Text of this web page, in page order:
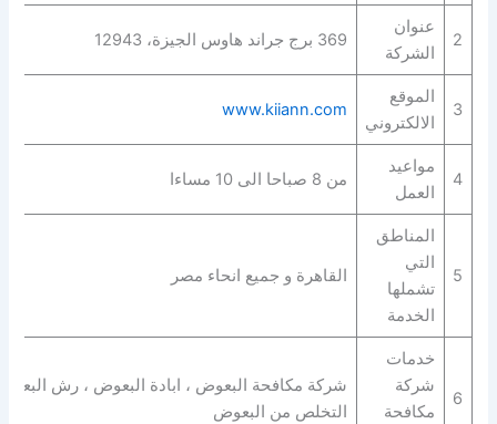
2
عنوان
الشركة
369 برج جراند هاوس الجيزة، 12943
3
الموقع
الالكتروني
www.kiiann.com
4
مواعيد
العمل
من 8 صباحا الى 10 مساءا
5
المناطق
التي
تشملها
الخدمة
القاهرة و جميع انحاء مصر
6
خدمات
شركة
مكافحة
شركة مكافحة البعوض ، ابادة البعوض ، رش
التخلص من البعوض